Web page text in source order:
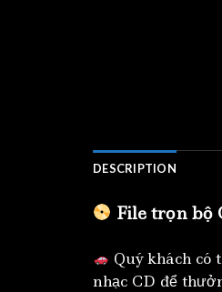
DESCRIPTION
File trọn bộ
Quý khách có
nhạc CD để